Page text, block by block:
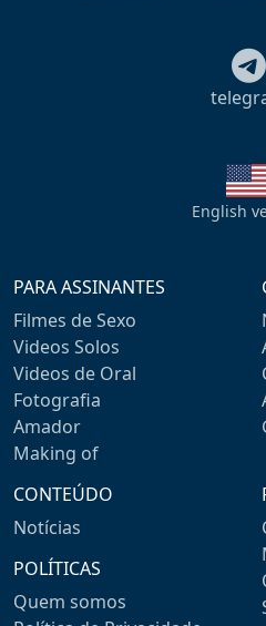
English
PARA ASSINANTES
Filmes de Sexo
Videos Solos
Videos de Oral
Fotografia
Amador
Making of
CONTEÚDO
Notícias
POLÍTICAS
Quem somos